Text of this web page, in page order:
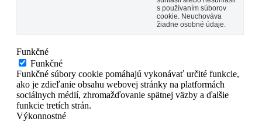
s používaním súborov
cookie. Neuchováva
žiadne osobné údaje.
Funkčné
Funkčné
Funkčné súbory cookie pomáhajú vykonávať určité funkcie,
ako je zdieľanie obsahu webovej stránky na platformách
sociálnych médií, zhromažďovanie spätnej väzby a ďalšie
funkcie tretích strán.
Výkonnostné